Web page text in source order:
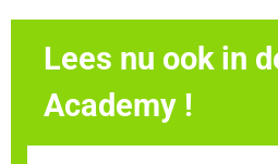
Lees nu ook in
Academy !